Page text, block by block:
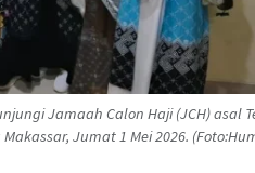
Jamaah Calon Haji (JCH) asal
Jumat 1 Mei 2026.